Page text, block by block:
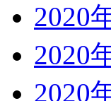
2020
2020
2020